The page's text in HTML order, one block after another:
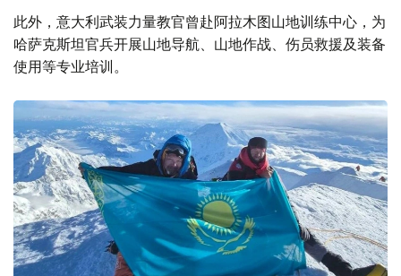
此外，意大利武装力量教官曾赴阿拉木图山地训练中心，为
哈萨克斯坦官兵开展山地导航、山地作战、伤员救援及装备
使用等专业培训。